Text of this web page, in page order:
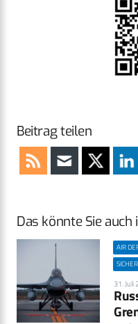
Beitrag teilen
Das könnte Sie
AIR
31. Juli